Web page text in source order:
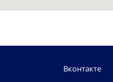
Вконтакте